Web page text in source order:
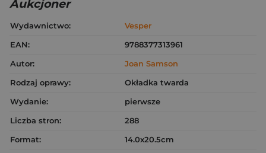
Aukcjoner
Wydawnictwo:
Vesper
EAN:
9788377313961
Autor:
Joan Samson
Rodzaj oprawy:
Okładka twarda
Wydanie:
pierwsze
Liczba stron:
288
Format:
14.0x20.5cm